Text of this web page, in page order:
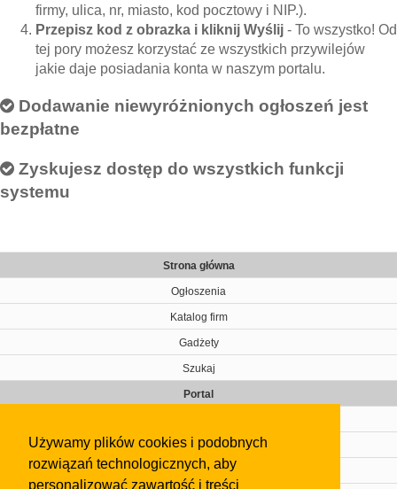
Używamy plików cookies i podobnych
rozwiązań technologicznych, aby
personalizować zawartość i treści
firmy, ulica, nr, miasto, kod pocztowy i NIP.).
Przepisz kod z obrazka i kliknij Wyślij - To wszystko! Od
tej pory możesz korzystać ze wszystkich przywilejów
jakie daje posiadania konta w naszym portalu.
Dodawanie niewyróżnionych ogłoszeń jest
bezpłatne
Zyskujesz dostęp do wszystkich funkcji
systemu
Strona główna
Ogłoszenia
Katalog firm
Gadżety
Szukaj
Portal
Kontakt
Regulamin